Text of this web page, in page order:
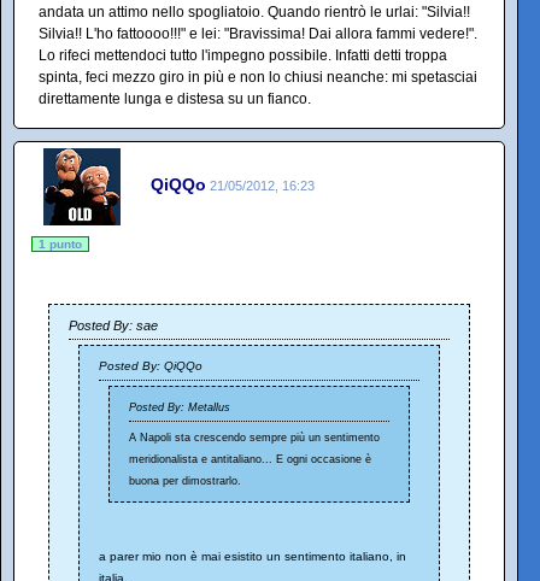
andata un attimo nello spogliatoio. Quando rientrò le urlai: "Silvia!!
Silvia!! L'ho fattoooo!!!" e lei: "Bravissima! Dai allora fammi vedere!".
Lo rifeci mettendoci tutto l'impegno possibile. Infatti detti troppa
spinta, feci mezzo giro in più e non lo chiusi neanche: mi spetasciai
direttamente lunga e distesa su un fianco.
QiQQo 21/05/2012, 16:23
1 punto
Posted By: sae
Posted By: QiQQo
Posted By: Metallus
A Napoli sta crescendo sempre più un sentimento
meridionalista e antitaliano... E ogni occasione è
buona per dimostrarlo.
a parer mio non è mai esistito un sentimento italiano, in
italia.